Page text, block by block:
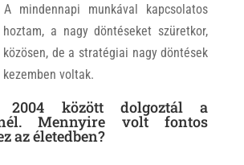
A mindennapi munkával kapcsolatos
a nagy döntéseket szüretkor,
közösen, de a stratégiai nagy döntések
voltak.
2004 között dolgoztál a
Mennyire volt fontos
az életedben?